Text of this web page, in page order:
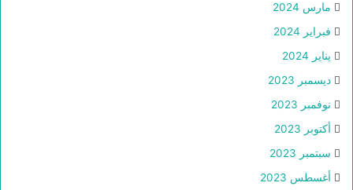
مارس 2024
فبراير 2024
يناير 2024
ديسمبر 2023
نوفمبر 2023
أكتوبر 2023
سبتمبر 2023
أغسطس 2023